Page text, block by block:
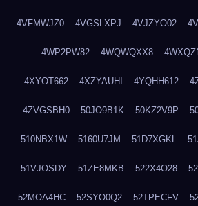
4VFMWJZ0 4VGSLXPJ 4VJZYO02
4WP2PW82 4WQWQXX8
4XYOT662 4XZYAUHI 4YQHH612
4ZVGSBH0 50JO9B1K 50KZ2V9P
510NBX1W 5160U7JM 51D7XGKL
51VJOSDY 51ZE8MKB 522X4O28
52MOA4HC 52SYO0Q2 52TPECFV